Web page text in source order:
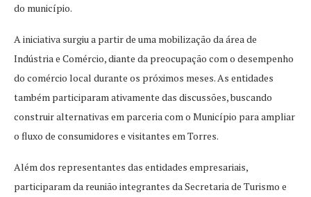
do município.
A iniciativa surgiu a partir de uma mobilização da área de
Indústria e Comércio, diante da preocupação com o desempenho
do comércio local durante os próximos meses. As entidades
também participaram ativamente das discussões, buscando
construir alternativas em parceria com o Município para ampliar
o fluxo de consumidores e visitantes em Torres.
Além dos representantes das entidades empresariais,
participaram da reunião integrantes da Secretaria de Turismo e